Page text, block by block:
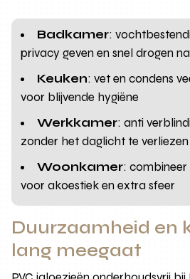
Badkamer:
privacy geven en snel drogen
Keuken: vet en condens
voor blijvende hygiëne
Werkkamer: anti
zonder het daglicht te verliezen
Woonkamer:
voor akoestiek en extra sfeer
Duurzaamheid en
lang meegaat